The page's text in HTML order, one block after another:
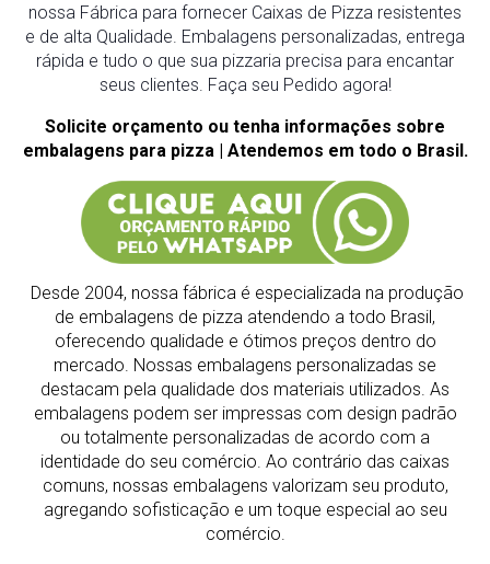
nossa Fábrica para fornecer Caixas de Pizza resistentes
e de alta Qualidade. Embalagens personalizadas, entrega
rápida e tudo o que sua pizzaria precisa para encantar
seus clientes. Faça seu Pedido agora!
Solicite orçamento ou tenha informações sobre
embalagens para pizza | Atendemos em todo o Brasil.
Desde 2004, nossa fábrica é especializada na produção
de embalagens de pizza atendendo a todo Brasil,
oferecendo qualidade e ótimos preços dentro do
mercado. Nossas embalagens personalizadas se
destacam pela qualidade dos materiais utilizados. As
embalagens podem ser impressas com design padrão
ou totalmente personalizadas de acordo com a
identidade do seu comércio. Ao contrário das caixas
comuns, nossas embalagens valorizam seu produto,
agregando sofisticação e um toque especial ao seu
comércio.